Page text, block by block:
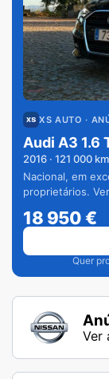
XS AUTO ·
Audi A3 1.6
2016 · 121 000
Nacional, em
proprietários.
18 950€
Quer
Ver